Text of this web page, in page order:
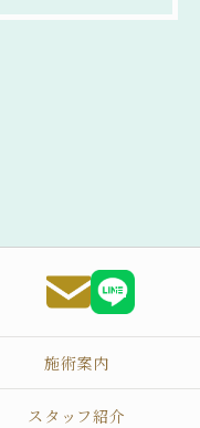
施術案内
スタッフ紹介